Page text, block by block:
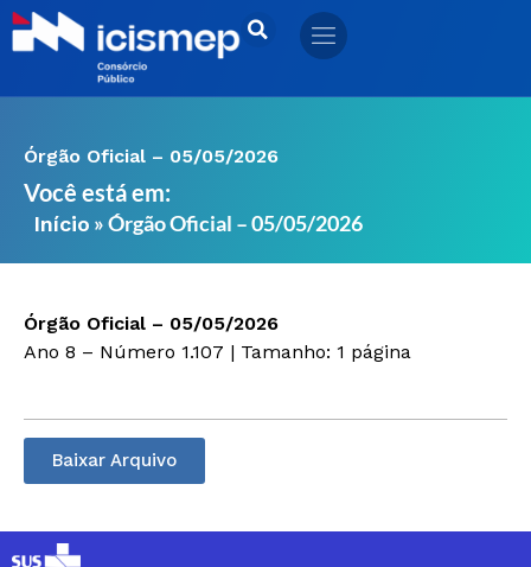
Ir
para
Órgão Oficial – 05/05/2026
Você está em:
Início »Órgão Oficial – 05/05/2026
Órgão Oficial – 05/05/2026
Ano 8 – Número 1.107 | Tamanho: 1 página
Baixar Arquivo